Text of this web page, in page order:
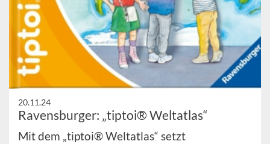
20.11.24
Ravensburger: „tiptoi® Weltatlas“
Mit dem „tiptoi® Weltatlas“ setzt